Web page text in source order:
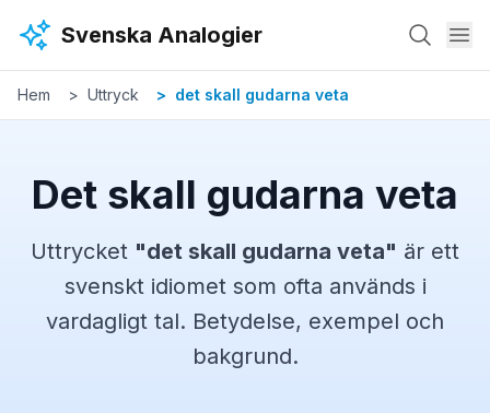
Svenska Analogier
Hem Uttryck det skall gudarna veta
Det skall gudarna veta
Uttrycket "det skall gudarna veta" är ett
svenskt idiomet som ofta används i
vardagligt tal. Betydelse, exempel och
bakgrund.